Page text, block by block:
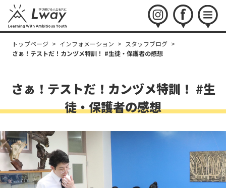
instagramfacebookmenu
トップページ > インフォメーション > スタッフブログ >
さぁ！テストだ！カンヅメ特訓！ #生徒・保護者の感想
さぁ！テストだ！カンヅメ特訓！ #生
徒・保護者の感想